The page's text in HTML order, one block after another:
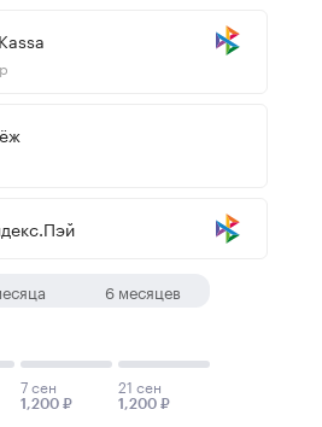
6 месяцев
7 сен
1,200 ₽
21 сен
1,200 ₽